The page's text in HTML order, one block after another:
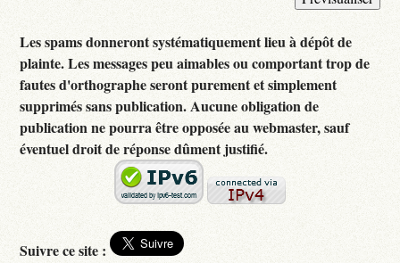
Les spams donneront systématiquement lieu à dépôt de
plainte. Les messages peu aimables ou comportant trop de
fautes d'orthographe seront purement et simplement
supprimés sans publication. Aucune obligation de
publication ne pourra être opposée au webmaster, sauf
éventuel droit de réponse dûment justifié.
Suivre ce site :